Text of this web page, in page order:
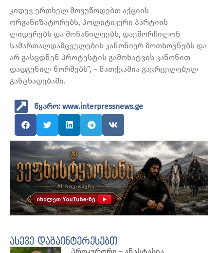
კიდევ ერთხელ მოვუწოდებთ აქციის
ორგანიზატორებს, პოლიტიკური პარტიის
ლიდერებს და მონაწილეებს, დაემორჩილონ
სამართალდამცველების კანონიერ მოთხოვნებს და
არ გასცდნენ პროტესტის გამოხატვის კანონით
დადგენილ ნორმებს”, – ნათქვამია გავრცელებულ
განცხადებაში.
წყარო: www.interpressnews.ge
ასევე დაგაინტერესებთ